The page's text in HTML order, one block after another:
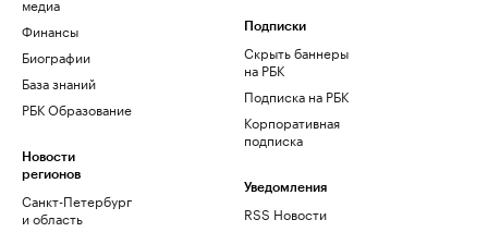
Финансы
Биографии
База знаний
РБК Образование
Новости
регионов
Санкт-Петербург
и область
Подписки
Скрыть баннеры
на РБК
Подписка на РБК
Корпоративная
подписка
Уведомления
RSS Новости